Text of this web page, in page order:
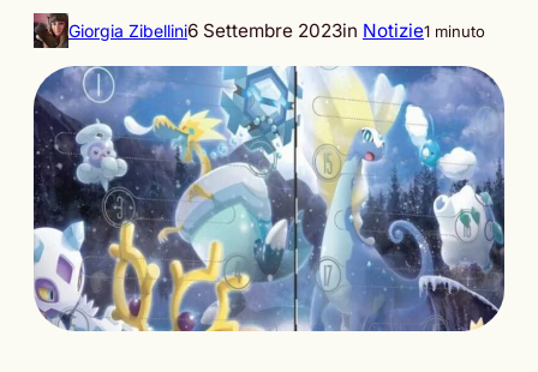
Giorgia Zibellini6 Settembre 2023in Notizie1 minuto